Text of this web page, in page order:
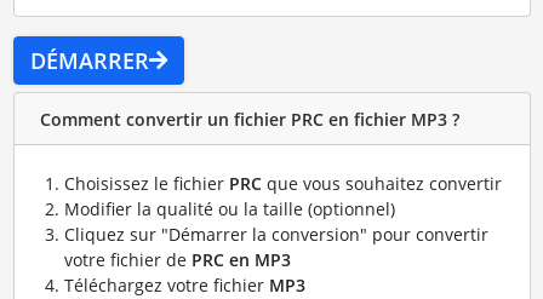
DÉMARRER
Comment convertir un fichier PRC en fichier MP3 ?
Choisissez le fichier PRCque vous souhaitez convertir
Modifier la qualité ou la taille (optionnel)
Cliquez sur "Démarrer la conversion" pour convertir
votre fichier de PRC en MP3
Téléchargez votre fichier MP3